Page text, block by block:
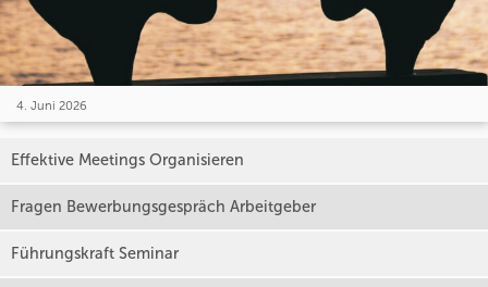
4. Juni 2026
Effektive Meetings Organisieren
Fragen Bewerbungsgespräch Arbeitgeber
Führungskraft Seminar